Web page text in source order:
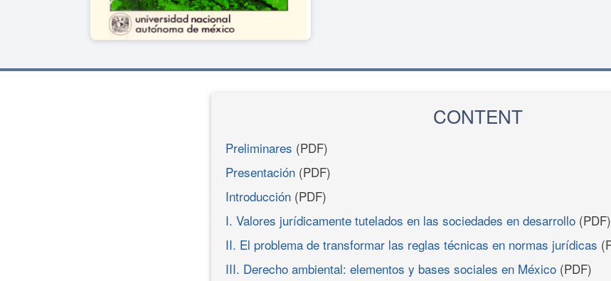
CONTENT
Preliminares (PDF)
Presentación (PDF)
Introducción (PDF)
I. Valores jurídicamente tutelados en las sociedades en desarrollo (PDF)
II. El problema de transformar las reglas técnicas en normas jurídicas
III. Derecho ambiental: elementos y bases sociales en México (PDF)